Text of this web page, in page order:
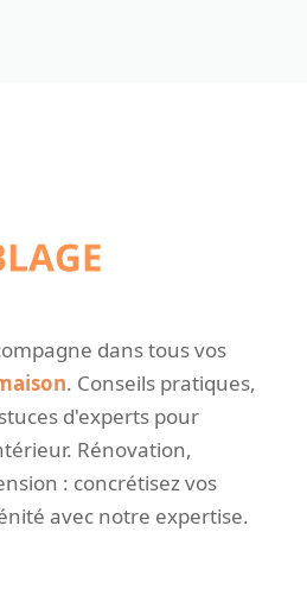
dans tous vos
. Conseils pratiques,
d'experts pour
Rénovation,
: concrétisez vos
avec notre expertise.